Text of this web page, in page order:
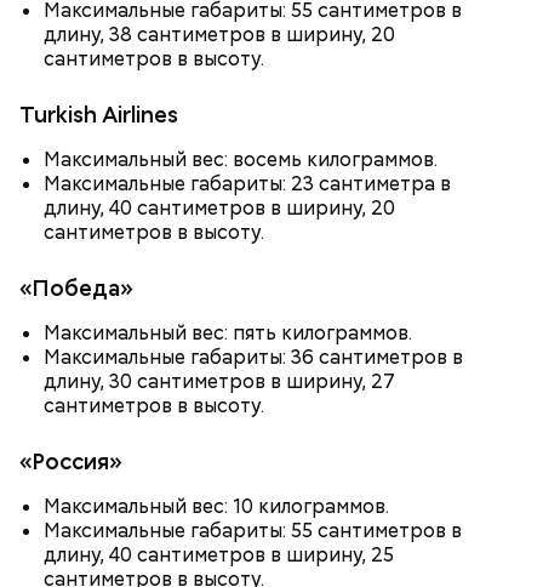
Максимальные габариты: 55 сантиметров в
длину, 38 сантиметров в ширину, 20
сантиметров в высоту.
Turkish Airlines
Максимальный вес: восемь килограммов.
Максимальные габариты: 23 сантиметра в
длину, 40 сантиметров в ширину, 20
сантиметров в высоту.
«Победа»
Максимальный вес: пять килограммов.
Максимальные габариты: 36 сантиметров в
длину, 30 сантиметров в ширину, 27
сантиметров в высоту.
«Россия»
Максимальный вес: 10 килограммов.
Максимальные габариты: 55 сантиметров в
длину, 40 сантиметров в ширину, 25
сантиметров в высоту.
— Кабачки нужно натереть длинными слайсами
(это можно сделать на специальной терке),
похожими на спагетти, и уложить в противень.
Дальше нужно добавить немного растительного
масла, соль, а сверху бросить хаотично
порезанную брынзу. Затем добавляются помидоры
— Там может содержаться огромное количество
нитратов, которое вызовет головокружение,
Также не нужно есть дыню до корки, потому что
именно там скапливаются нитраты. И важно
тщательно ее мыть, чтобы не отравиться, добавила
собеседница «ВМ».